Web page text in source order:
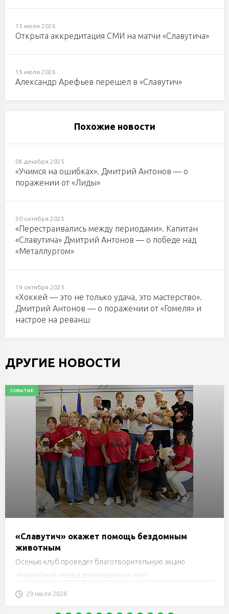
15 июля 2026
Открыта аккредитация СМИ на матчи «Славутича»
15 июля 2026
Александр Арефьев перешел в «Славутич»
Похожие новости
06 декабря 2025
«Учимся на ошибках». Дмитрий Антонов — о
поражении от «Лиды»
30 октября 2025
«Перестраивались между периодами». Капитан
«Славутича» Дмитрий Антонов — о победе над
«Металлургом»
19 октября 2025
«Хоккей — это не только удача, это мастерство».
Дмитрий Антонов — о поражении от «Гомеля» и
настрое на реванш
ДРУГИЕ НОВОСТИ
СОБЫТИЕ
«Славутич» окажет помощь бездомным
животным
Осенью клуб проведет благотворительную акцию
«Хоккейные сердца для преданных лап».
29 июля 2026